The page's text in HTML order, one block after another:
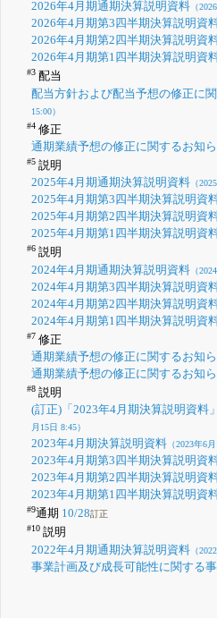
2026年4月期通期決算説明資料（
2026年4月期第3四半期決算説明資
2026年4月期第2四半期決算説明資
2026年4月期第1四半期決算説明資
#3配当
配当方針および配当予想の修正に
15:00）
#4修正
通期業績予想の修正に関するお知
#5説明
2025年4月期通期決算説明資料（
2025年4月期第3四半期決算説明資
2025年4月期第2四半期決算説明資
2025年4月期第1四半期決算説明資
#6説明
2024年4月期通期決算説明資料（
2024年4月期第3四半期決算説明資
2024年4月期第2四半期決算説明資
2024年4月期第1四半期決算説明資
#7 修正
通期業績予想の修正に関するお知
通期業績予想の修正に関するお知
#8説明
(訂正)「2023年4月期決算説明資料
月15日 8:45）
2023年4月期決算説明資料（2023年6月
2023年4月期第3四半期決算説明資
2023年4月期第2四半期決算説明資
2023年4月期第1四半期決算説明資
#9通期 10/28訂正
#10説明
2022年4月期通期決算説明資料（
事業計画及び成長可能性に関する